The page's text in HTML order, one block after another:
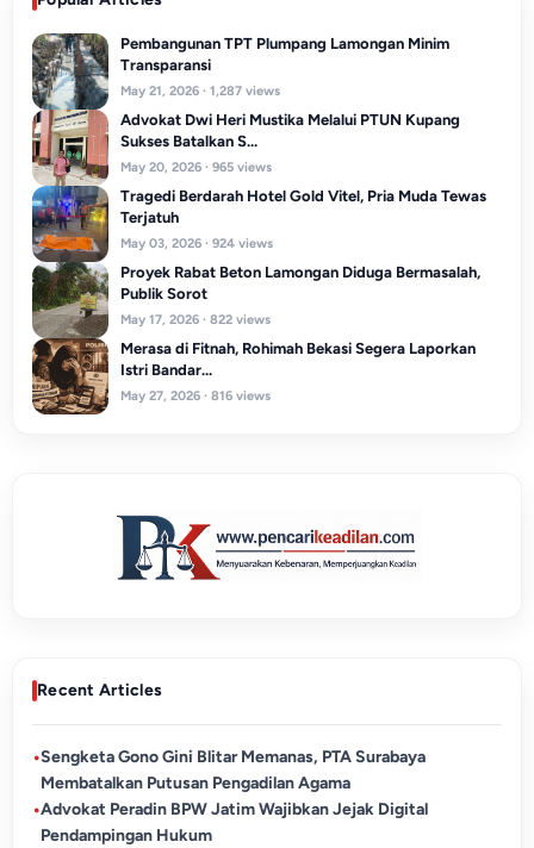
Pembangunan TPT Plumpang Lamongan Minim
Transparansi
May 21, 2026 · 1,287 views
Advokat Dwi Heri Mustika Melalui PTUN Kupang
Sukses Batalkan S...
May 20, 2026 · 965 views
Tragedi Berdarah Hotel Gold Vitel, Pria Muda Tewas
Terjatuh
May 03, 2026 · 924 views
Proyek Rabat Beton Lamongan Diduga Bermasalah,
Publik Sorot
May 17, 2026 · 822 views
Merasa di Fitnah, Rohimah Bekasi Segera Laporkan
Istri Bandar...
May 27, 2026 · 816 views
Recent Articles
•Sengketa Gono Gini Blitar Memanas, PTA Surabaya
Membatalkan Putusan Pengadilan Agama
•Advokat Peradin BPW Jatim Wajibkan Jejak Digital
Pendampingan Hukum